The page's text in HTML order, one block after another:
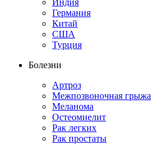
Германия
Китай
США
Турция
Болезни
Артроз
Межпозвоночная грыжа
Меланома
Остеомиелит
Рак легких
Рак простаты